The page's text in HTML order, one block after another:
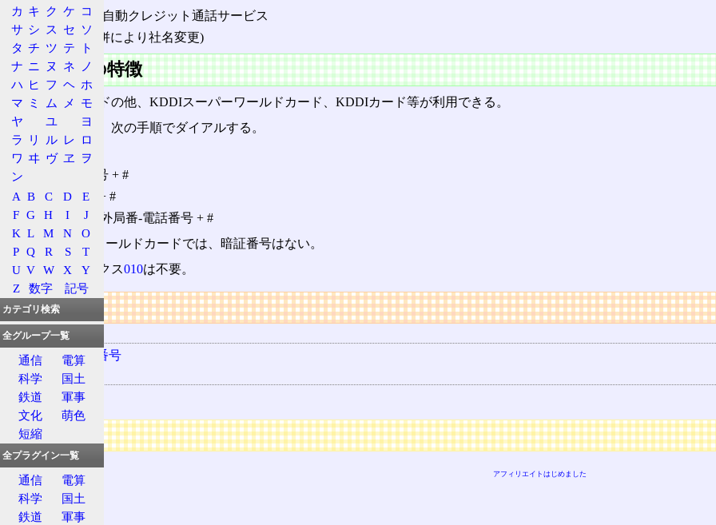
KDD 国際自動クレジット通話サービス
KDDI (合併により社名変更)
サービスの特徴
クレジットカードの他、KDDIスーパーワールドカード、KDDIカード等が利用できる。
音声案内に従い、次の手順でダイアルする。
0055
カード番号 + #
暗証番号 + #
国番号-市外局番-電話番号 + #
KDDIスーパーワールドカードでは、暗証番号はない。
国際プリフィックス010は不要。
リンク
用語の所属
事業者識別番号
関連する用語
KDDI
広告
アフィリエイトはじめました
カ キ ク ケ コ
サ シ ス セ ソ
タ チ ツ テ
ト
ナ ニ ヌ ネ
ノ
ハ ヒ フ ヘ ホ
マ ミ ム メ
モ
ヤ
ユ
ヨ
ラ
リ ル レ ロ
ワ ヰ ヴ ヱ
ヲ
ン
A B C D
E
F G H I
J
K L M N
O
P Q R S
T
U V W X
Y
Z
数字 記号
カテゴリ検索
全グループ一覧
通信
電算
科学
国土
鉄道
軍事
文化
萌色
短縮
全プラグイン一覧
通信
電算
科学
国土
鉄道
軍事